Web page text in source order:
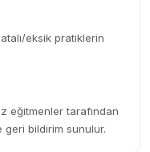
eksik pratiklerin
eğitmenler tarafından
geri bildirim sunulur.